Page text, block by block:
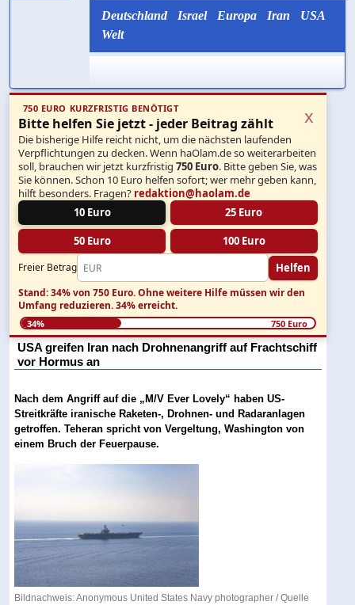
Deutschland Israel Europa Iran
USA
Welt
750 EURO KURZFRISTIG BENÖTIGT
Bitte helfen Sie jetzt - jeder Beitrag zählt
Die bisherige Hilfe reicht nicht, um die nächsten laufenden
Verpflichtungen zu decken. Wenn haOlam.de so weiterarbeiten
soll, brauchen wir jetzt kurzfristig750 Euro. Bitte geben Sie, was
Sie können. Schon 10 Euro helfen sofort; wer mehr geben kann,
hilft besonders. Fragen? redaktion@haolam.de
10 Euro
25 Euro
50 Euro 100 Euro
Freier Betrag Helfen
x
Stand: 34% von 750 Euro.Ohne weitere Hilfe müssen wir den
Umfang reduzieren.34% erreicht.
34% 750 Euro
USA greifen Iran nach Drohnenangriff auf Frachtschiff
vor Hormus an
Nach dem Angriff auf die „M/V Ever Lovely“ haben US-
Streitkräfte iranische Raketen-, Drohnen- und Radaranlagen
getroffen. Teheran spricht von Vergeltung, Washington von
einem Bruch der Feuerpause.
Bildnachweis: Anonymous United States Navy photographer /Quelle